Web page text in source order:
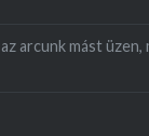
arcunk mást üzen,